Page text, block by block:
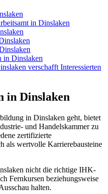
in Dinslaken
in Dinslaken
verschafft Interessierten
in Dinslaken
in Dinslaken geht, bietet
und Handelskammer zu
zertifizierte
als wertvolle Karrierebausteine
nicht die richtige IHK-
Fernkursen beziehungsweise
halten.